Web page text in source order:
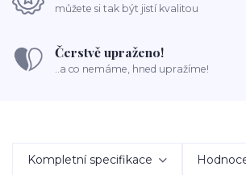
můžete si tak být jistí kvalitou
Čerstvě upraženo!
..a co nemáme, hned upražíme!
Kompletní specifikace